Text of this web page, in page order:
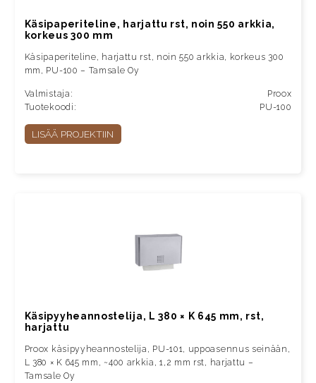
Käsipaperiteline, harjattu rst, noin 550 arkkia,
korkeus 300 mm
Käsipaperiteline, harjattu rst, noin 550 arkkia, korkeus 300
mm, PU-100 – Tamsale Oy
Valmistaja:
Proox
Tuotekoodi:
PU-100
LISÄÄ PROJEKTIIN
Käsipyyheannostelija, L 380 × K 645 mm, rst,
harjattu
Proox käsipyyheannostelija, PU-101, uppoasennus seinään,
L 380 × K 645 mm, ~400 arkkia, 1,2 mm rst, harjattu –
Tamsale Oy